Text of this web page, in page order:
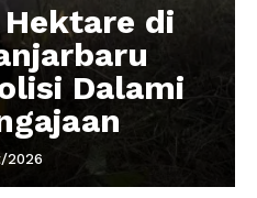
di
Dalami
2026